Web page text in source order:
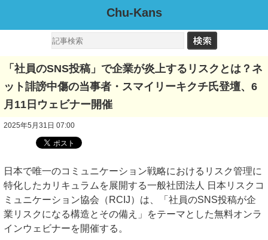
Chu-Kans
「社員のSNS投稿」で企業が炎上するリスクとは？ネ
ット誹謗中傷の当事者・スマイリーキクチ氏登壇、6
月11日ウェビナー開催
2025年5月31日 07:00
日本で唯一のコミュニケーション戦略におけるリスク管理に
特化したカリキュラムを展開する一般社団法人 日本リスクコ
ミュニケーション協会（RCIJ）は、「社員のSNS投稿が企
業リスクになる構造とその備え」をテーマとした無料オンラ
インウェビナーを開催する。